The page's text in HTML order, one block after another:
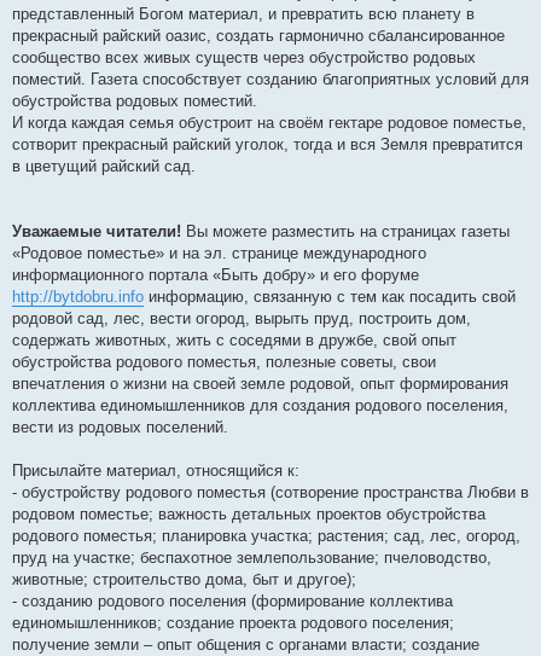
представленный Богом материал, и превратить всю планету в
прекрасный райский оазис, создать гармонично сбалансированное
сообщество всех живых существ через обустройство родовых
поместий. Газета способствует созданию благоприятных условий для
обустройства родовых поместий.
И когда каждая семья обустроит на своём гектаре родовое поместье,
сотворит прекрасный райский уголок, тогда и вся Земля превратится
в цветущий райский сад.
Уважаемые читатели! Вы можете разместить на страницах газеты
«Родовое поместье» и на эл. странице международного
информационного портала «Быть добру» и его форуме
http://bytdobru.info информацию, связанную с тем как посадить свой
родовой сад, лес, вести огород, вырыть пруд, построить дом,
содержать животных, жить с соседями в дружбе, свой опыт
обустройства родового поместья, полезные советы, свои
впечатления о жизни на своей земле родовой, опыт формирования
коллектива единомышленников для создания родового поселения,
вести из родовых поселений.
Присылайте материал, относящийся к:
- обустройству родового поместья (сотворение пространства Любви в
родовом поместье; важность детальных проектов обустройства
родового поместья; планировка участка; растения; сад, лес, огород,
пруд на участке; беспахотное землепользование; пчеловодство,
животные; строительство дома, быт и другое);
- созданию родового поселения (формирование коллектива
единомышленников; создание проекта родового поселения;
получение земли – опыт общения с органами власти; создание